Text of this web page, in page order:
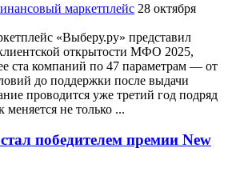
маркетплейс 28 октября
«Выберу.ру» представил
открытости МФО 2025,
ста компаний по 47 параметрам — от
до поддержки после выдачи
проводится уже третий год подряд
меняется не только ...
победителем премии New